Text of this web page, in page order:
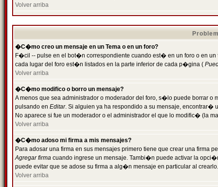
Volver arriba
�C�mo creo un mensaje en un Tema o en un foro?
F�cil -- pulse en el bot�n correspondiente cuando est� en un foro o en
cada lugar del foro est�n listados en la parte inferior de cada p�gina (
Volver arriba
�C�mo modifico o borro un mensaje?
A menos que sea administrador o moderador del foro, s�lo puede borrar o
pulsando en Editar. Si alguien ya ha respondido a su mensaje, encontrar�
No aparece si fue un moderador o el administrador el que lo modific� (la
Volver arriba
�C�mo adoso mi firma a mis mensajes?
Para adosar una firma en sus mensajes primero tiene que crear una firma
Agregar firma cuando ingrese un mensaje. Tambi�n puede activar la
puede evitar que se adose su firma a alg�n mensaje en particular al crearlo.
Volver arriba